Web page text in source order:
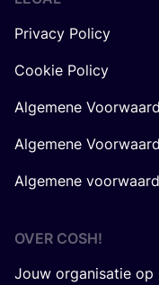
Privacy Policy
Cookie Policy
Algemene
Algemene
Algemene
OVER COSH!
Jouw organisatie op